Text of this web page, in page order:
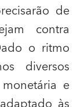
de
contra
o ritmo
diversos
e